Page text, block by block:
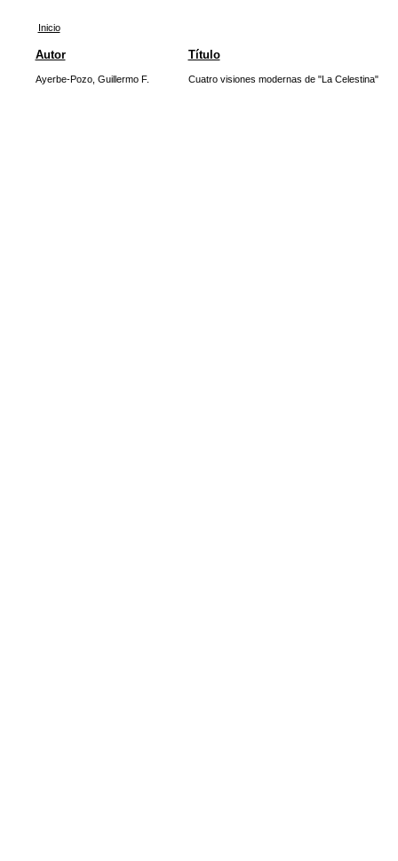
Inicio
Autor Título
Ayerbe-Pozo, Guillermo F. Cuatro visiones modernas de "La Celestina"